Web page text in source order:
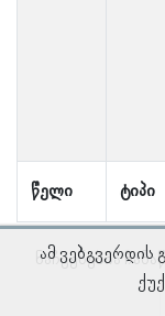
წელი ტიპი
ნაჩვენებია
ამ ვებგვერდის